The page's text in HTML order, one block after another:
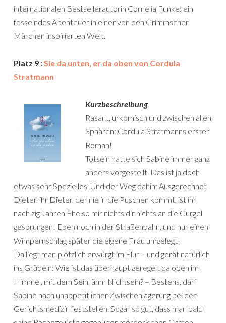
internationalen Bestsellerautorin Cornelia Funke: ein
fesselndes Abenteuer in einer von den Grimmschen
Märchen inspirierten Welt.
Platz 9 :Sie da unten, er da oben von Cordula
Stratmann
Kurzbeschreibung
Rasant, urkomisch und zwischen allen
Sphären: Cordula Stratmanns erster
Roman!
Totsein hatte sich Sabine immer ganz
anders vorgestellt. Das ist ja doch
etwas sehr Spezielles. Und der Weg dahin: Ausgerechnet
Dieter, ihr Dieter, der nie in die Puschen kommt, ist ihr
nach zig Jahren Ehe so mir nichts dir nichts an die Gurgel
gesprungen! Eben noch in der Straßenbahn, und nur einen
Wimpernschlag später die eigene Frau umgelegt!
Da liegt man plötzlich erwürgt im Flur – und gerät natürlich
ins Grübeln: Wie ist das überhaupt geregelt da oben im
Himmel, mit dem Sein, ähm Nichtsein? – Bestens, darf
Sabine nach unappetitlicher Zwischenlagerung bei der
Gerichtsmedizin feststellen. Sogar so gut, dass man bald